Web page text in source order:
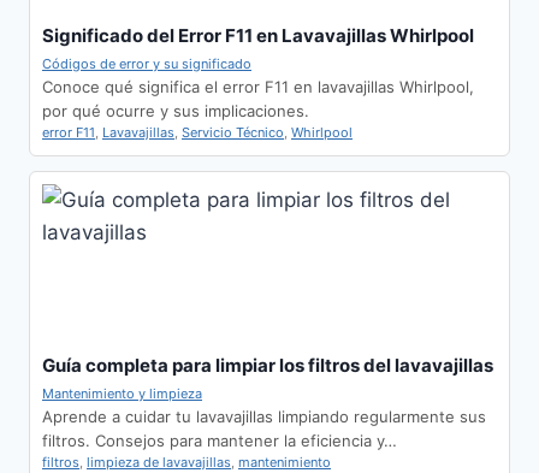
Significado del Error F11 en Lavavajillas Whirlpool
Códigos de error y su significado
Conoce qué significa el error F11 en lavavajillas Whirlpool,
por qué ocurre y sus implicaciones.
error F11, Lavavajillas, Servicio Técnico, Whirlpool
Guía completa para limpiar los filtros del lavavajillas
Mantenimiento y limpieza
Aprende a cuidar tu lavavajillas limpiando regularmente sus
filtros. Consejos para mantener la eficiencia y…
filtros, limpieza de lavavajillas, mantenimiento